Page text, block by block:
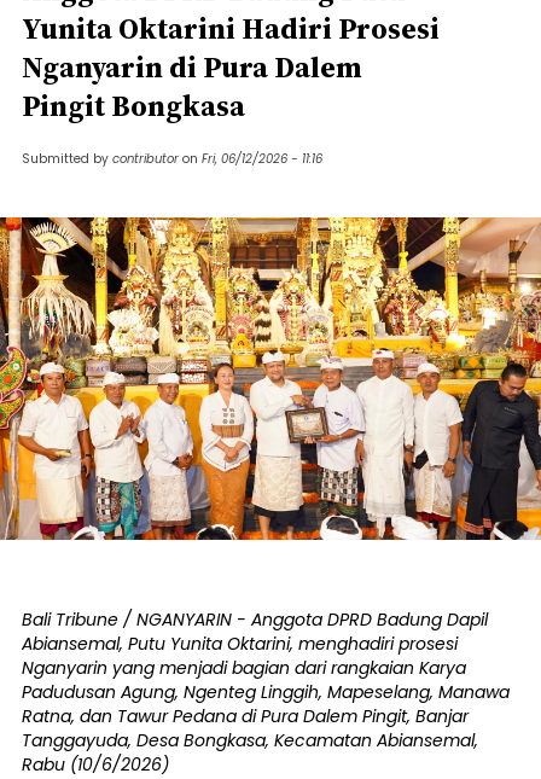
Yunita Oktarini Hadiri Prosesi
Nganyarin di Pura Dalem
Pingit Bongkasa
Submitted by contributor on Fri, 06/12/2026 - 11:16
Bali Tribune / NGANYARIN - Anggota DPRD Badung Dapil
Abiansemal, Putu Yunita Oktarini, menghadiri prosesi
Nganyarin yang menjadi bagian dari rangkaian Karya
Padudusan Agung, Ngenteg Linggih, Mapeselang, Manawa
Ratna, dan Tawur Pedana di Pura Dalem Pingit, Banjar
Tanggayuda, Desa Bongkasa, Kecamatan Abiansemal,
Rabu (10/6/2026)